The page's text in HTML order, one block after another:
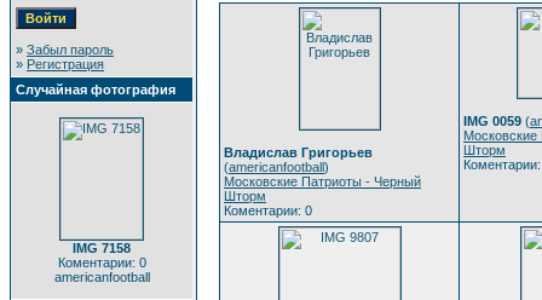
» Забыл пароль
» Регистрация
Случайная фотография
IMG 7158
Коментарии: 0
americanfootball
Владислав Григорьев
(americanfootball)
Московские Патриоты - Черный
Шторм
Коментарии: 0
IMG 0059 (
Шторм